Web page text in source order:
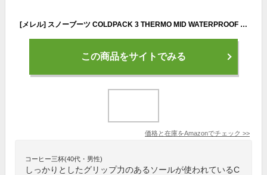
[メレル] スノーブーツ COLDPACK 3 THERMO MID WATERPROOF メンズ BLACK 26.0 cm 2E
この商品をサイトでみる
価格と在庫をAmazonでチェック >>
コーヒー三杯(40代・男性)
しっかりとしたグリップ力のあるソールが使われているC